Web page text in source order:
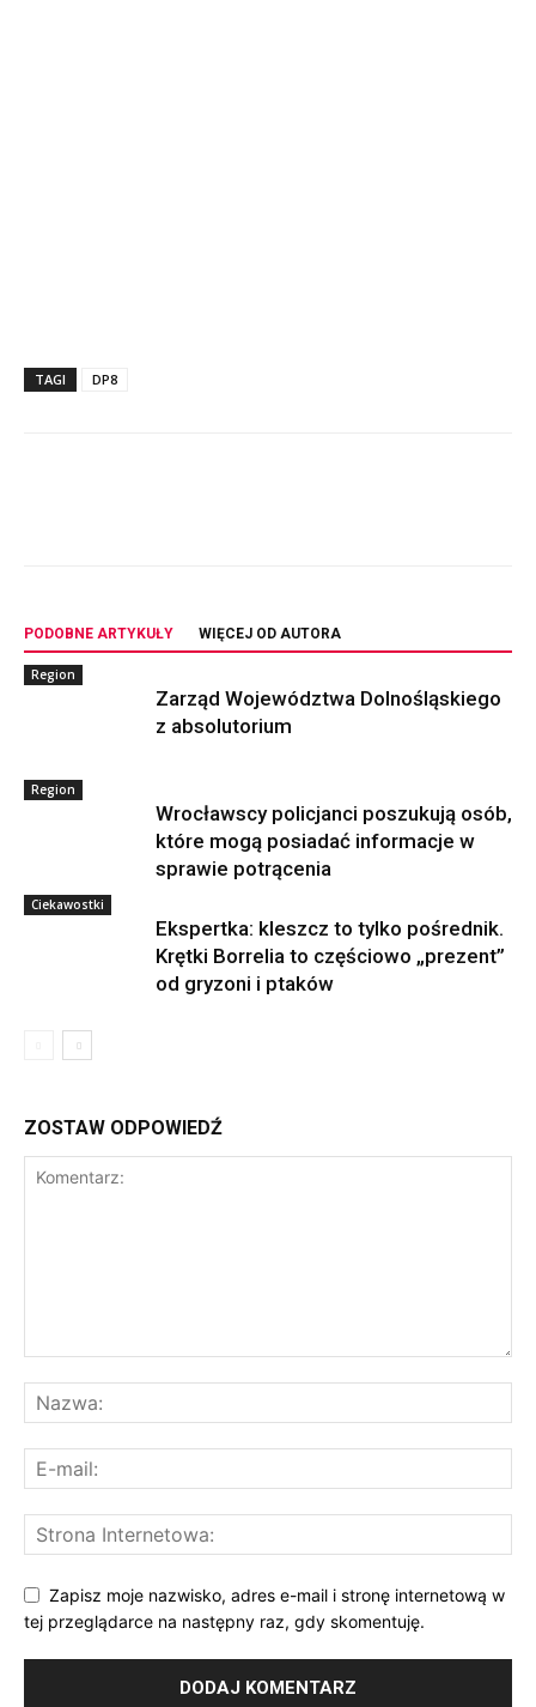
TAGI DP8
PODOBNE ARTYKUŁY WIĘCEJ OD AUTORA
Region
Zarząd Województwa Dolnośląskiego
z absolutorium
Region
Wrocławscy policjanci poszukują osób,
które mogą posiadać informacje w
sprawie potrącenia
Ciekawostki
Ekspertka: kleszcz to tylko pośrednik.
Krętki Borrelia to częściowo „prezent”
od gryzoni i ptaków
ZOSTAW ODPOWIEDŹ
Zapisz moje nazwisko, adres e-mail i stronę internetową w
tej przeglądarce na następny raz, gdy skomentuję.